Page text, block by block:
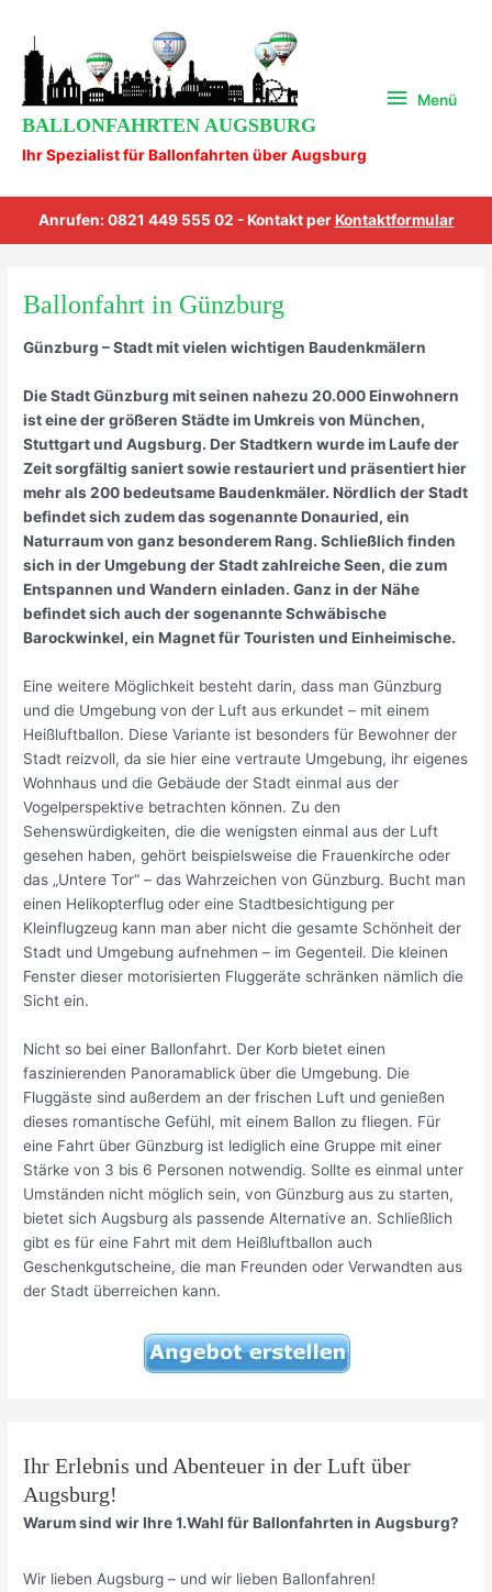
Inhalt
springen
BALLONFAHRTEN AUGSBURG
Ihr Spezialist für Ballonfahrten über Augsburg
Menü
Anrufen: 0821 449 555 02 - Kontakt perKontaktformular
Ballonfahrt in Günzburg
Günzburg – Stadt mit vielen wichtigen Baudenkmälern
Die Stadt Günzburg mit seinen nahezu 20.000 Einwohnern
ist eine der größeren Städte im Umkreis von München,
Stuttgart und Augsburg. Der Stadtkern wurde im Laufe der
Zeit sorgfältig saniert sowie restauriert und präsentiert hier
mehr als 200 bedeutsame Baudenkmäler. Nördlich der Stadt
befindet sich zudem das sogenannte Donauried, ein
Naturraum von ganz besonderem Rang. Schließlich finden
sich in der Umgebung der Stadt zahlreiche Seen, die zum
Entspannen und Wandern einladen. Ganz in der Nähe
befindet sich auch der sogenannte Schwäbische
Barockwinkel, ein Magnet für Touristen und Einheimische.
Eine weitere Möglichkeit besteht darin, dass man Günzburg
und die Umgebung von der Luft aus erkundet – mit einem
Heißluftballon. Diese Variante ist besonders für Bewohner der
Stadt reizvoll, da sie hier eine vertraute Umgebung, ihr eigenes
Wohnhaus und die Gebäude der Stadt einmal aus der
Vogelperspektive betrachten können. Zu den
Sehenswürdigkeiten, die die wenigsten einmal aus der Luft
gesehen haben, gehört beispielsweise die Frauenkirche oder
das „Untere Tor“ – das Wahrzeichen von Günzburg. Bucht man
einen Helikopterflug oder eine Stadtbesichtigung per
Kleinflugzeug kann man aber nicht die gesamte Schönheit der
Stadt und Umgebung aufnehmen – im Gegenteil. Die kleinen
Fenster dieser motorisierten Fluggeräte schränken nämlich die
Sicht ein.
Nicht so bei einer Ballonfahrt. Der Korb bietet einen
faszinierenden Panoramablick über die Umgebung. Die
Fluggäste sind außerdem an der frischen Luft und genießen
dieses romantische Gefühl, mit einem Ballon zu fliegen. Für
eine Fahrt über Günzburg ist lediglich eine Gruppe mit einer
Stärke von 3 bis 6 Personen notwendig. Sollte es einmal unter
Umständen nicht möglich sein, von Günzburg aus zu starten,
bietet sich Augsburg als passende Alternative an. Schließlich
gibt es für eine Fahrt mit dem Heißluftballon auch
Geschenkgutscheine, die man Freunden oder Verwandten aus
der Stadt überreichen kann.
Ihr Erlebnis und Abenteuer in der Luft über
Augsburg!
Warum sind wir Ihre 1.Wahl für Ballonfahrten in Augsburg?
Wir lieben Augsburg – und wir lieben Ballonfahren!